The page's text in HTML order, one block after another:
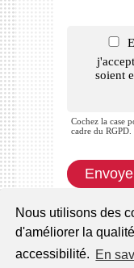
Nous utilisons des
d'améliorer la
accessibilité. En
soient
Cochez la case
cadre du